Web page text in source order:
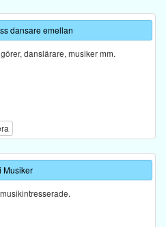
dansare emellan
danslärare, musiker mm.
Musiker